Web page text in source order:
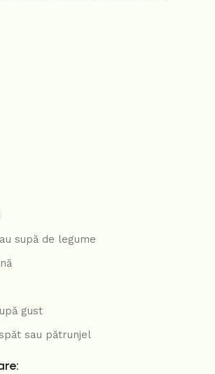
supă de legume
gust
sau pătrunjel